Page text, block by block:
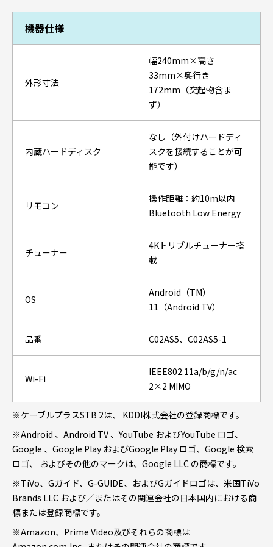
機器仕様
外形寸法
幅240mm×高さ
33mm×奥行き
172mm（突起物含ま
ず）
内蔵ハードディスク
なし（外付けハードディ
スクを接続することが可
能です）
リモコン
操作距離：約10m以内
Bluetooth Low Energy
チューナー
4Kトリプルチューナー搭
載
OS
Android（TM）
11（Android TV）
品番 C02AS5、C02AS5-1
Wi-Fi
IEEE802.11a/b/g/n/ac
2×2 MIMO
※ケーブルプラスSTB 2は、 KDDI株式会社の登録商標です。
※Android 、Android TV 、YouTube およびYouTube ロゴ、
Google 、Google Play およびGoogle Play ロゴ、Google 検索
ロゴ、 およびその他のマークは、Google LLC の商標です。
※TiVo、Gガイド、G-GUIDE、およびGガイドロゴは、米国TiVo
Brands LLC および／またはその関連会社の日本国内における商
標または登録商標です。
※Amazon、Prime Video及びそれらの商標は